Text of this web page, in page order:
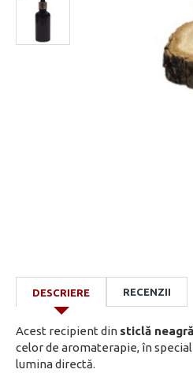
DESCRIERE RECENZII
Acest recipient din sticlă
celor de aromaterapie, în
lumina directă.